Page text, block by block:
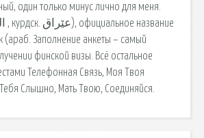
один только минус лично для меня.
(араб. Заполнение анкеты – самый
финской визы. Всё остальное
Телефонная Связь, Моя Твоя
Слышно, Мать Твою, Соединяйся.